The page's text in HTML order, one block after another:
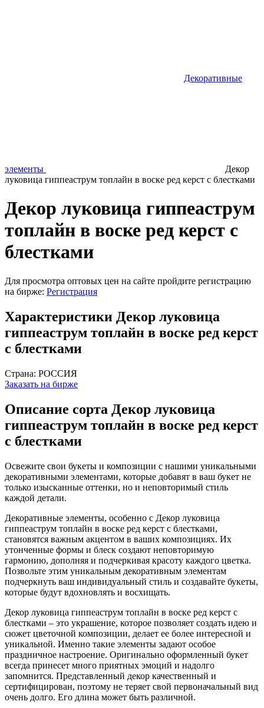
Декоративные
элементы
Декор
луковица гиппеаструм топлайн в воске ред керст с блестками
Декор луковица гиппеаструм
топлайн в воске ред керст с
блестками
Для просмотра оптовых цен на сайте пройдите регистрацию
на бирже: Регистрация
Характеристики Декор луковица
гиппеаструм топлайн в воске ред керст
с блестками
Страна: РОССИЯ
Заказать на бирже
Описание сорта Декор луковица
гиппеаструм топлайн в воске ред керст
с блестками
Освежите свои букеты и композиции с нашими уникальными
декоративными элементами, которые добавят в ваш букет не
только изысканные оттенки, но и неповторимый стиль
каждой детали.
Декоративные элементы, особенно с Декор луковица
гиппеаструм топлайн в воске ред керст с блестками,
становятся важным акцентом в ваших композициях. Их
утонченные формы и блеск создают неповторимую
гармонию, дополняя и подчеркивая красоту каждого цветка.
Позвольте этим уникальным декоративным элементам
подчеркнуть ваш индивидуальный стиль и создавайте букеты,
которые будут вдохновлять и восхищать.
Декор луковица гиппеаструм топлайн в воске ред керст с
блестками – это украшение, которое позволяет создать идею и
сюжет цветочной композиции, делает ее более интересной и
уникальной. Именно такие элементы задают особое
праздничное настроение. Оригинально оформленный букет
всегда принесет много приятных эмоций и надолго
запомнится. Представленный декор качественный и
сертифицирован, поэтому не теряет свой первоначальный вид
очень долго. Его длина может быть различной.